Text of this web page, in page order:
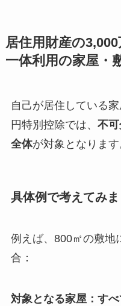
居住用財産の
一体利用の家屋・
自己が居住している
円特別控除では、 不
全体が対象となります
具体例で考えてみま
例えば、800㎡の敷地
合：
対象となる家屋：す